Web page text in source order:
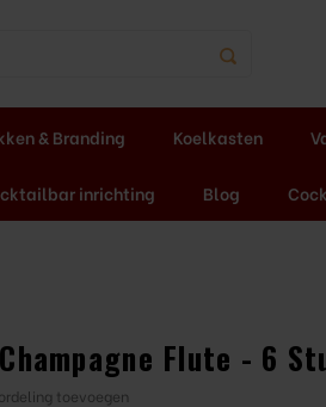
& Branding Koelkasten
inrichting Blog
Flute - 6
toevoegen